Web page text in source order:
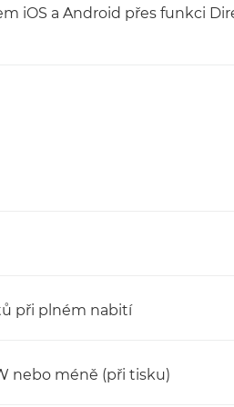
iOS a Android přes funkci
při plném nabití
nebo méně (při tisku)